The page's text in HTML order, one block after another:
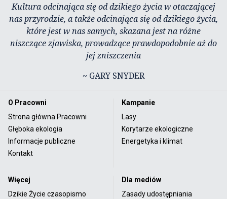
Kultura odcinająca się od dzikiego życia w otaczającej
nas przyrodzie, a także odcinająca się od dzikiego życia,
które jest w nas samych, skazana jest na różne
niszczące zjawiska, prowadzące prawdopodobnie aż do
jej zniszczenia
~ GARY SNYDER
O Pracowni
Strona główna Pracowni
Głęboka ekologia
Informacje publiczne
Kontakt
Kampanie
Lasy
Korytarze ekologiczne
Energetyka i klimat
Więcej
Dzikie Życie czasopismo
Dla mediów
Zasady udostępniania